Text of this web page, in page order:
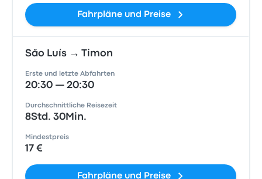
Fahrpläne und Preise
São Luís → Timon
Erste und letzte Abfahrten
20:30 — 20:30
Durchschnittliche Reisezeit
8Std. 30Min.
Mindestpreis
17 €
Fahrpläne und Preise